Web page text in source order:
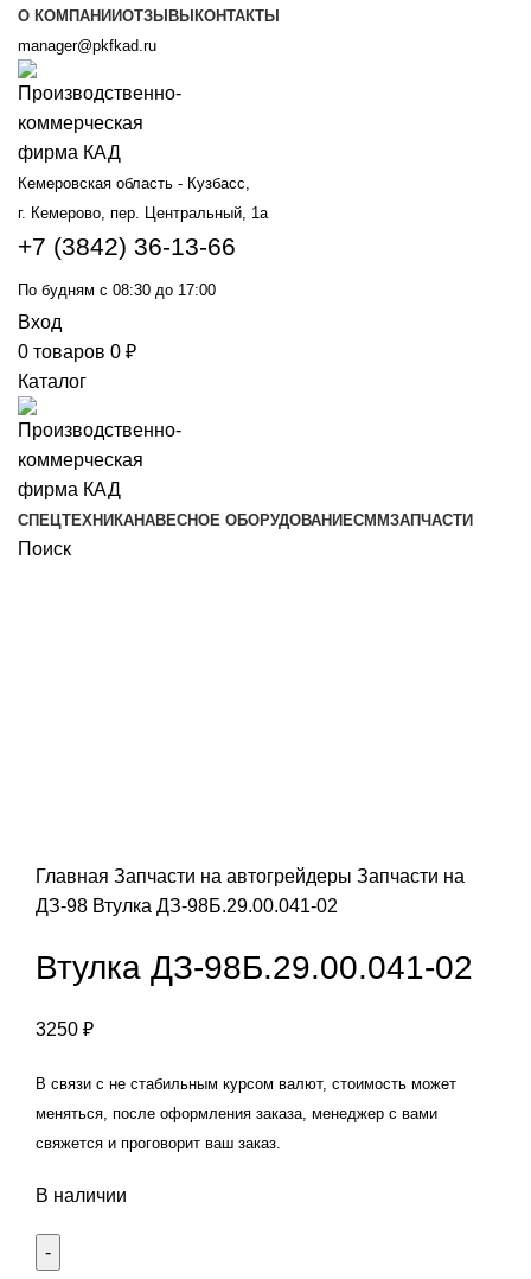
О КОМПАНИИОТЗЫВЫ КОНТАКТЫ
manager@pkfkad.ru
Кемеровская область - Кузбасс,
г. Кемерово, пер. Центральный, 1а
+7 (3842) 36-13-66
По будням с 08:30 до 17:00
Вход
0 товаров 0 ₽
Каталог
СПЕЦТЕХНИКАНАВЕСНОЕ ОБОРУДОВАНИЕСММЗАПЧАСТИ
Поиск
Главная Запчасти на автогрейдеры Запчасти на
ДЗ-98 Втулка ДЗ-98Б.29.00.041-02
Втулка ДЗ-98Б.29.00.041-02
3250 ₽
В связи с не стабильным курсом валют, стоимость может
меняться, после оформления заказа, менеджер с вами
свяжется и проговорит ваш заказ.
В наличии